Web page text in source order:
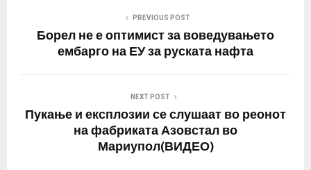
со оние кои поставуваат
ултиматуми…
PREVIOUS POST
Борел не е оптимист за воведувањето
ембарго на ЕУ за руската нафта
NEXT POST
Пукање и експлозии се слушаат во реонот
на фабриката Азовстал во
Мариупол(ВИДЕО)